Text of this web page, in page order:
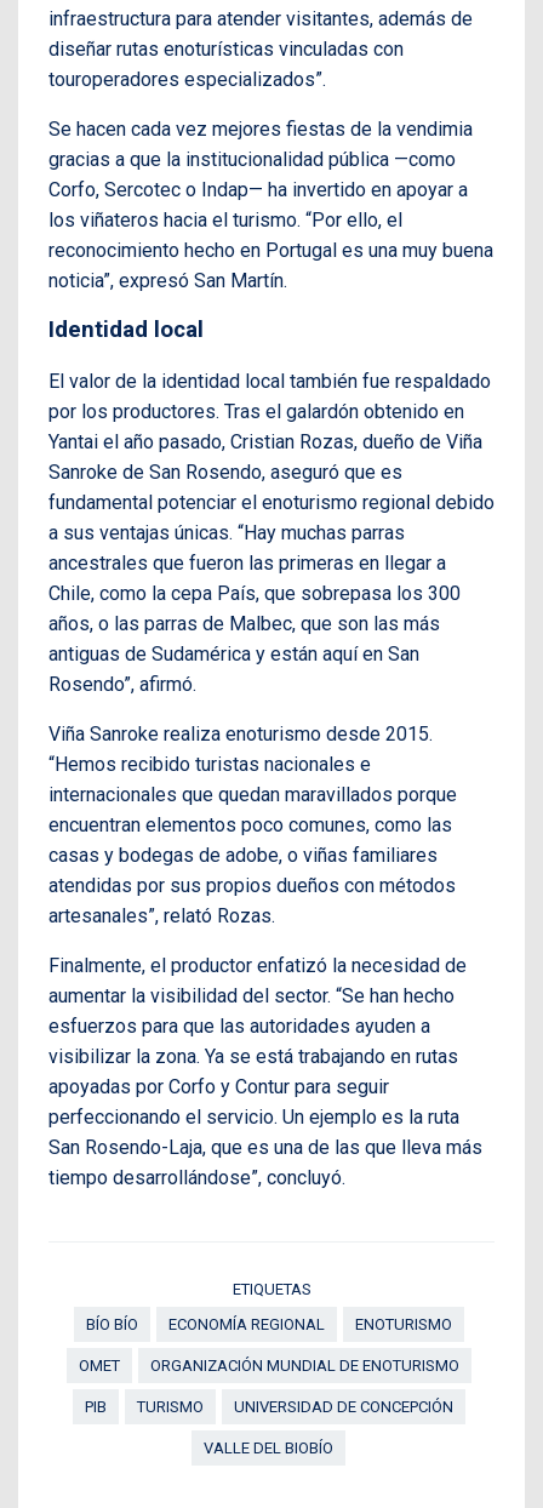
infraestructura para atender visitantes, además de
diseñar rutas enoturísticas vinculadas con
touroperadores especializados”.
Se hacen cada vez mejores fiestas de la vendimia
gracias a que la institucionalidad pública —como
Corfo, Sercotec o Indap— ha invertido en apoyar a
los viñateros hacia el turismo. “Por ello, el
reconocimiento hecho en Portugal es una muy buena
noticia”, expresó San Martín.
Identidad local
El valor de la identidad local también fue respaldado
por los productores. Tras el galardón obtenido en
Yantai el año pasado, Cristian Rozas, dueño de Viña
Sanroke de San Rosendo, aseguró que es
fundamental potenciar el enoturismo regional debido
a sus ventajas únicas. “Hay muchas parras
ancestrales que fueron las primeras en llegar a
Chile, como la cepa País, que sobrepasa los 300
años, o las parras de Malbec, que son las más
antiguas de Sudamérica y están aquí en San
Rosendo”, afirmó.
Viña Sanroke realiza enoturismo desde 2015.
“Hemos recibido turistas nacionales e
internacionales que quedan maravillados porque
encuentran elementos poco comunes, como las
casas y bodegas de adobe, o viñas familiares
atendidas por sus propios dueños con métodos
artesanales”, relató Rozas.
Finalmente, el productor enfatizó la necesidad de
aumentar la visibilidad del sector. “Se han hecho
esfuerzos para que las autoridades ayuden a
visibilizar la zona. Ya se está trabajando en rutas
apoyadas por Corfo y Contur para seguir
perfeccionando el servicio. Un ejemplo es la ruta
San Rosendo-Laja, que es una de las que lleva más
tiempo desarrollándose”, concluyó.
ETIQUETAS
BÍO BÍO
ECONOMÍA REGIONAL ENOTURISMO
OMET ORGANIZACIÓN MUNDIAL DE ENOTURISMO
PIB TURISMO UNIVERSIDAD DE CONCEPCIÓN
VALLE DEL BIOBÍO